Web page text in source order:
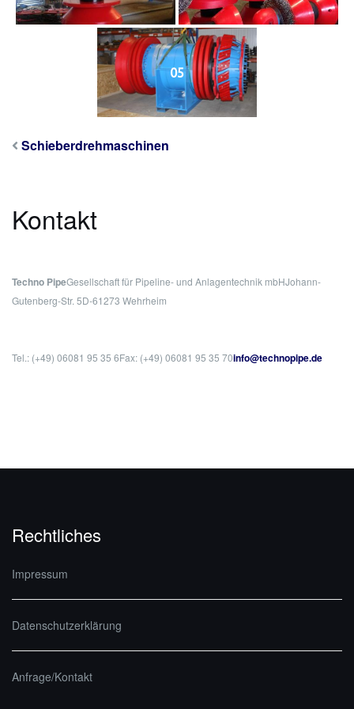
05
Schieberdrehmaschinen
Kontakt
Techno PipeGesellschaft für Pipeline- und Anlagentechnik mbHJohann-
Gutenberg-Str. 5D-61273 Wehrheim
Tel.: (+49) 06081 95 35 6Fax: (+49) 06081 95 35 70info@technopipe.de
Rechtliches
Impressum
Datenschutzerklärung
Anfrage/Kontakt